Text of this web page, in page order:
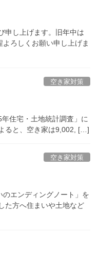
申し上げます。旧年中は
ろしくお願い申し上げま
空き家対策
住宅・土地統計調査」に
ると、空き家は9,002, […]
空き家対策
エンディングノート」を
た方へ住まいや土地など